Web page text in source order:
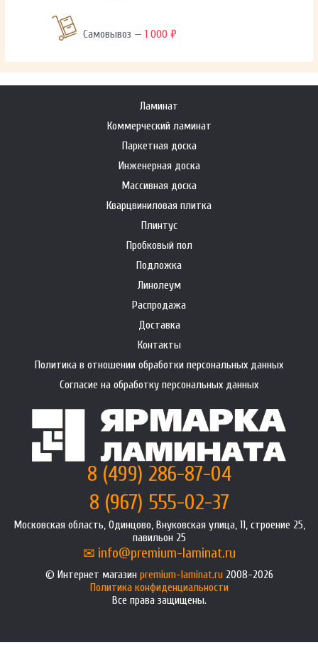
Самовывоз —1 000 ₽
Ламинат
Коммерческий ламинат
Паркетная доска
Инженерная доска
Массивная доска
Кварцвиниловая плитка
Плинтус
Пробковый пол
Подложка
Линолеум
Распродажа
Доставка
Контакты
Политика в отношении обработки персональных данных
Согласие на обработку персональных данных
8 (499) 286-87-04
8 (967) 555-02-37
Московская область, Одинцово, Внуковская улица, 11, строение 25,
павильон 25
info@premium-laminat.ru
Интернет магазин premium-laminat.ru2008-2026
Политика конфиденциальности
Все права защищены.